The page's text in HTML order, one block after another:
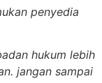
penyedia
hukum lebih
jangan sampai